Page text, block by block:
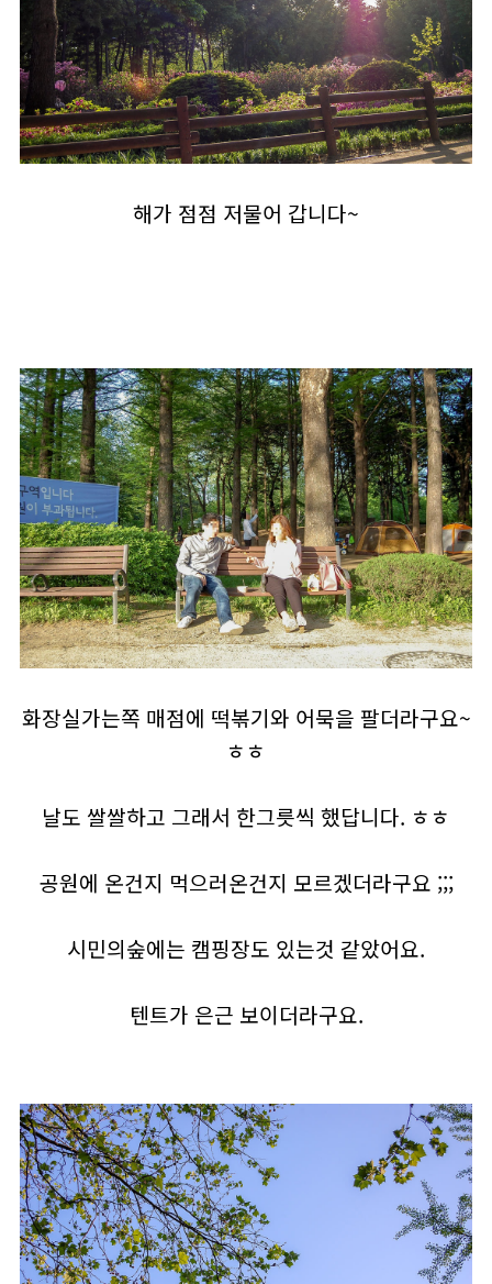
해가 점점 저물어 갑니다~
화장실가는쪽 매점에 떡볶기와 어묵을 팔더라구요~
ㅎㅎ
날도 쌀쌀하고 그래서 한그릇씩 했답니다. ㅎㅎ
공원에 온건지 먹으러온건지 모르겠더라구요 ;;;
시민의숲에는 캠핑장도 있는것 같았어요.
텐트가 은근 보이더라구요.